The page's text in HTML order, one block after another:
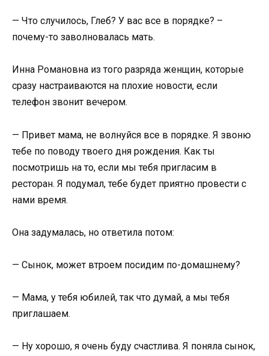
— Что случилось, Глеб? У вас все в порядке? –
почему-то заволновалась мать.
Инна Романовна из того разряда женщин, которые
сразу настраиваются на плохие новости, если
телефон звонит вечером.
— Привет мама, не волнуйся все в порядке. Я звоню
тебе по поводу твоего дня рождения. Как ты
посмотришь на то, если мы тебя пригласим в
ресторан. Я подумал, тебе будет приятно провести с
нами время.
Она задумалась, но ответила потом:
— Сынок, может втроем посидим по-домашнему?
— Мама, у тебя юбилей, так что думай, а мы тебя
приглашаем.
— Ну хорошо, я очень буду счастлива. Я поняла сынок,